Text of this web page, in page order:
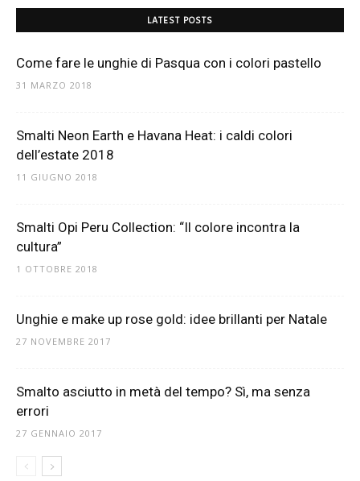
LATEST POSTS
Come fare le unghie di Pasqua con i colori pastello
31 MARZO 2018
Smalti Neon Earth e Havana Heat: i caldi colori
dell’estate 2018
11 GIUGNO 2018
Smalti Opi Peru Collection: “Il colore incontra la
cultura”
1 OTTOBRE 2018
Unghie e make up rose gold: idee brillanti per Natale
27 NOVEMBRE 2017
Smalto asciutto in metà del tempo? Sì, ma senza
errori
27 GENNAIO 2017